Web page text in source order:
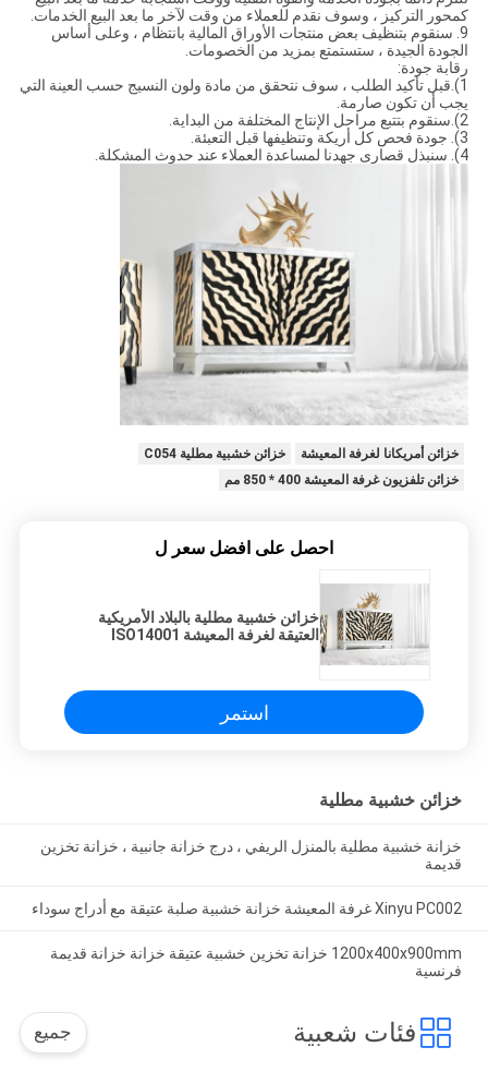
كمحور التركيز ، وسوف نقدم للعملاء من وقت لآخر ما بعد البيع الخدمات.
9. سنقوم بتنظيف بعض منتجات الأوراق المالية بانتظام ، وعلى أساس
الجودة الجيدة ، ستستمتع بمزيد من الخصومات.
رقابة جودة:
1).قبل تأكيد الطلب ، سوف نتحقق من مادة ولون النسيج حسب العينة التي
يجب أن تكون صارمة.
2).سنقوم بتتبع مراحل الإنتاج المختلفة من البداية.
3). جودة فحص كل أريكة وتنظيفها قبل التعبئة.
4). سنبذل قصارى جهدنا لمساعدة العملاء عند حدوث المشكلة.
خزائن أمريكانا لغرفة المعيشة
خزائن خشبية مطلية C054
خزائن تلفزيون غرفة المعيشة 400 * 850 مم
احصل على افضل سعر ل
خزائن خشبية مطلية بالبلاد الأمريكية
العتيقة لغرفة المعيشة ISO14001
استمر
خزائن خشبية مطلية
خزانة خشبية مطلية بالمنزل الريفي ، درج خزانة جانبية ، خزانة تخزين
قديمة
Xinyu PC002 غرفة المعيشة خزانة خشبية صلبة عتيقة مع أدراج سوداء
1200x400x900mm خزانة تخزين خشبية عتيقة خزانة خزانة قديمة
فرنسية
فئات شعبية جميع